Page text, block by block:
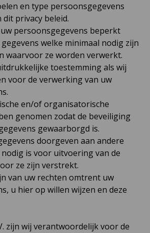
en type persoonsgegevens
privacy beleid.
persoonsgegevens beperkt
welke minimaal nodig zijn
waarvoor ze worden verwerkt.
toestemming als wij
voor de verwerking van uw
en/of organisatorische
genomen zodat de beveiliging
gewaarborgd is.
doorgeven aan andere
is voor uitvoering van de
ze zijn verstrekt.
van uw rechten omtrent uw
u hier op willen wijzen en deze
zijn wij verantwoordelijk voor de